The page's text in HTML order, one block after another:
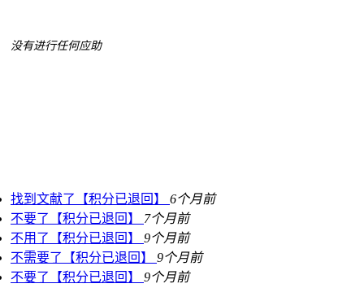
没有进行任何应助
找到文献了【积分已退回】 6个月前
不要了【积分已退回】 7个月前
不用了【积分已退回】 9个月前
不需要了【积分已退回】 9个月前
不要了【积分已退回】 9个月前